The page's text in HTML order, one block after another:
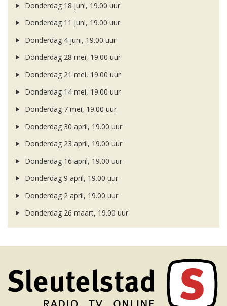
Donderdag 18 juni, 19.00 uur
Donderdag 11 juni, 19.00 uur
Donderdag 4 juni, 19.00 uur
Donderdag 28 mei, 19.00 uur
Donderdag 21 mei, 19.00 uur
Donderdag 14 mei, 19.00 uur
Donderdag 7 mei, 19.00 uur
Donderdag 30 april, 19.00 uur
Donderdag 23 april, 19.00 uur
Donderdag 16 april, 19.00 uur
Donderdag 9 april, 19.00 uur
Donderdag 2 april, 19.00 uur
Donderdag 26 maart, 19.00 uur